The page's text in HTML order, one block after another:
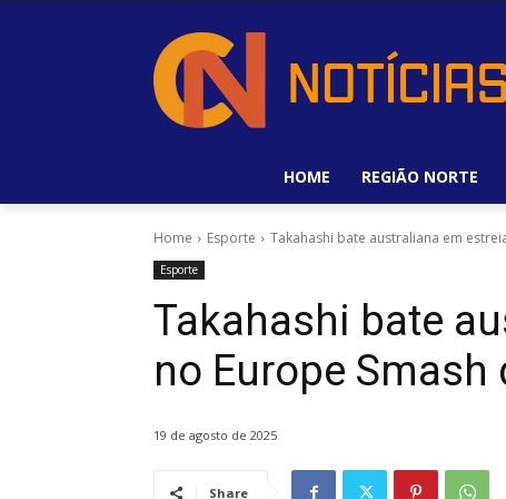
HOME REGIÃO NORTE
Home Esporte Takahashi bate australiana em
Esporte
Takahashi bate
no Europe
19 de agosto de 2025
Share